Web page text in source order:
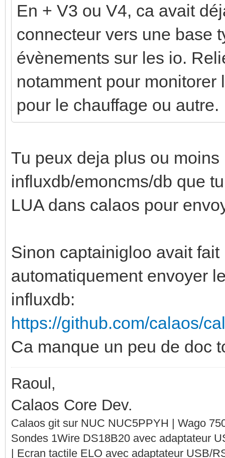
En + V3 ou V4, ca avait
connecteur vers une base
évènements sur les io.
notamment pour
pour le chauffage ou autre.
Tu peux deja plus ou
influxdb/emoncms/db que
LUA dans calaos pour
Sinon captainigloo avait
automatiquement envoyer
influxdb:
https://github.com/calaos/
Ca manque un peu de doc
Raoul,
Calaos Core Dev.
Calaos git sur NUC NUC5PPYH | Wago
Sondes 1Wire DS18B20 avec adaptateur
| Ecran tactile ELO avec adaptateur USB/